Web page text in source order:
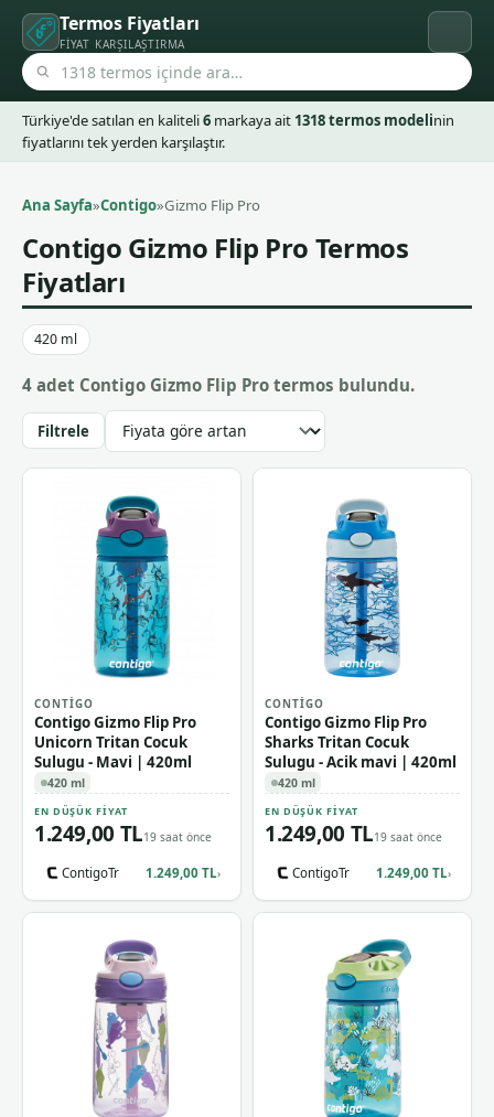
Termos Fiyatları
FIYAT KARŞILAŞTIRMA
Türkiye'de satılan en kaliteli6 markaya ait 1318 termos modelinin
fiyatlarını tek yerden karşılaştır.
Ana Sayfa»Contigo»Gizmo Flip Pro
Contigo Gizmo Flip Pro Termos
Fiyatları
420 ml
4 adet Contigo Gizmo Flip Pro termos bulundu.
Filtrele
CONTIGO
Contigo Gizmo Flip Pro
Unicorn Tritan Cocuk
Sulugu - Mavi | 420ml
420 ml
EN DÜŞÜK FIYAT
1.249,00 TL19 saat önce
ContigoTr 1.249,00 TL›
CONTIGO
Contigo Gizmo Flip Pro
Sharks Tritan Cocuk
Sulugu - Acik mavi | 420ml
420 ml
EN DÜŞÜK FIYAT
1.249,00 TL19 saat önce
ContigoTr 1.249,00 TL›